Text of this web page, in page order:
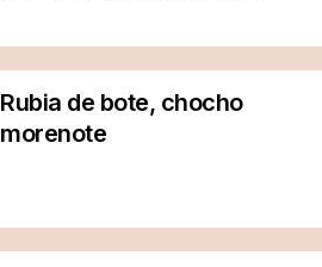
Rubia de bote, chocho
morenote